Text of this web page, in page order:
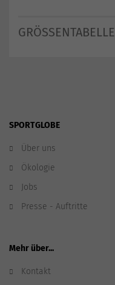
GRÖSSENTABELLE
SPORTGLOBE
Über uns
Ökologie
Jobs
Presse - Auftritte
Mehr über...
Kontakt